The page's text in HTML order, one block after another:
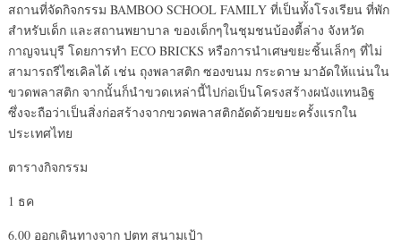
สถานที่จัดกิจกรรม BAMBOO SCHOOL FAMILY ที่เป็นทั้งโรงเรียน ที่พัก
สำหรับเด็ก และสถานพยาบาล ของเด็กๆในชุมชนบ้องตี้ล่าง จังหวัด
กาญจนบุรี โดยการทำ ECO BRICKS หรือการนำเศษขยะชิ้นเล็กๆ ที่ไม่
สามารถรีไซเคิลได้ เช่น ถุงพลาสติก ซองขนม กระดาษ มาอัดให้แน่นใน
ขวดพลาสติก จากนั้นก็นำขวดเหล่านี้ไปก่อเป็นโครงสร้างผนังแทนอิฐ
ซึ่งจะถือว่าเป็นสิ่งก่อสร้างจากขวดพลาสติกอัดด้วยขยะครั้งแรกใน
ประเทศไทย
ตารางกิจกรรม
1 ธค
6.00 ออกเดินทางจาก ปตท สนามเป้า